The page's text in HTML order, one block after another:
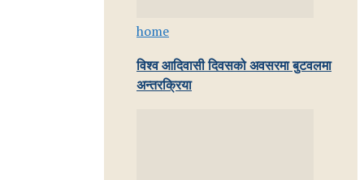
home
विश्व आदिवासी दिवसको अवसरमा बुटवलमा
अन्तरक्रिया